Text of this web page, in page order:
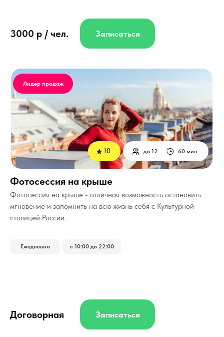
3000 р / чел. Записаться
Фотосессия на крыше - отличная возможность остановить
мгновение и запомнить на всю жизнь себя с Культурной
столицей России.
Договорная
60 мин
до 12
Ежедневно с 10:00 до 22:00
Записаться
Лидер продаж
Фотосессия на крыше
10